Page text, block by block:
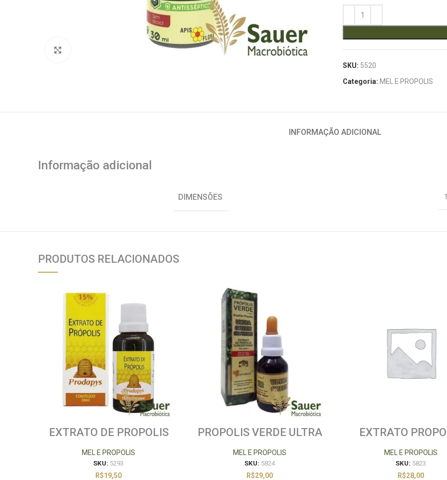
SKU: 5520
Categoria: MEL E PROPOLIS
INFORMAÇÃO ADICIONAL
Informação adicional
DIMENSÕES
PRODUTOS RELACIONADOS
EXTRATO DE PROPOLIS
MEL E PROPOLIS
SKU: 5293
R$19,50
PROPOLIS VERDE ULTRA
30ML VEROMED
MEL E PROPOLIS
SKU: 5824
R$29,00
EXTRATO
MEL E PROPOLIS
SKU: 5823
R$28,00